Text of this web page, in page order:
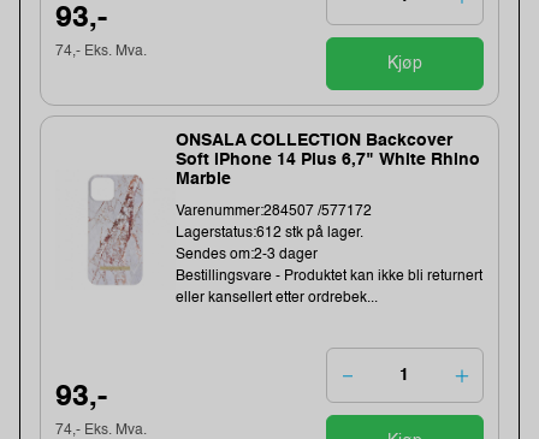
93,-
74,- Eks. Mva.
Kjøp
ONSALA COLLECTION Backcover
Soft iPhone 14 Plus 6,7" White Rhino
Marble
Varenummer:284507 /577172
Lagerstatus:612 stk på lager.
Sendes om:2-3 dager
Bestillingsvare - Produktet kan ikke bli returnert
eller kansellert etter ordrebek...
93,-
74,- Eks. Mva.